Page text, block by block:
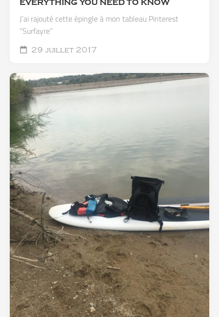
EVERYTHING YOU NEED TO KNOW
J’ai rajouté cette épingle à mon tableau Pinterest
“Surfayre”
29 juillet 2017